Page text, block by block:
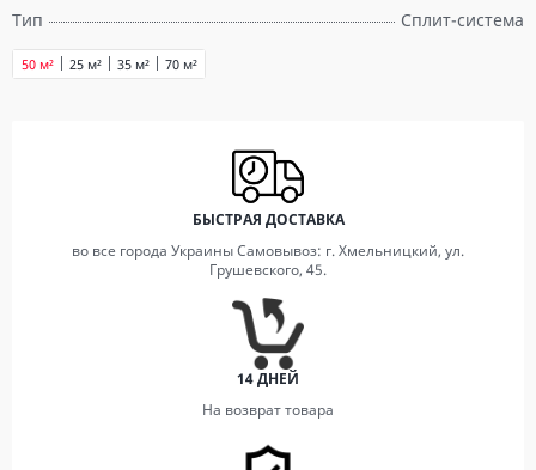
Тип
Сплит-система
25 м² 35 м²
50 м² 70 м²
БЫСТРАЯ ДОСТАВКА
во все города Украины Самовывоз: г. Хмельницкий, ул.
Грушевского, 45.
14 ДНЕЙ
На возврат товара